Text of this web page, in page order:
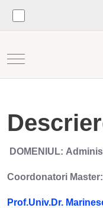
Mobile Menu Toggle
DOMENIUL:
Coordonatori Master:
Prof.Univ.Dr.